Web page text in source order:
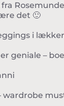
fra
det 🙂
i
geniale –
wardrobe